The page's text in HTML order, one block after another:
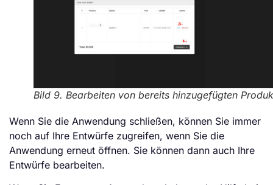
Bild 9. Bearbeiten von bereits hinzugefügten
Wenn Sie die Anwendung schließen, können Sie immer
noch auf Ihre Entwürfe zugreifen, wenn Sie die
Anwendung erneut öffnen. Sie können dann auch Ihre
Entwürfe bearbeiten.